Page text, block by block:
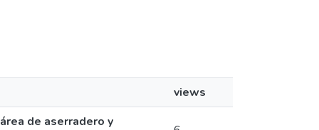
views
de aserradero y